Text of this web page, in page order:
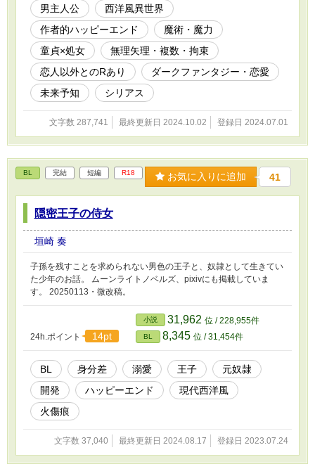
なる魔力が増え、より強力になれる。ルークの
感覚と思考が正しければ、彼女も魔力を持つは
ずだ。それだけが隠されている理由とするな
ら、腑に落ちない。他に何か、人目に晒される
と都合の悪いことがあるに違いない。 子犬姿
のルークが彼女の膝の上で見たものは、前髪で
隠された漆黒の片目と、顔の半分を覆う魔の紋
章だった。彼女から魔力の気配は感じられず、
一度王都に戻ることを決める。魔術師の師匠ジ
る予想や、性交渉をもって紋章を解放するとい
う、今まで友人すらいなかったルークには最高
難度とも言える特別任務を聞かされ…？ ☆ 騎
士兼魔術師のルークと、ルークが任務で出会っ
た魔の紋章を持つ少女のお話。 あらすじで触れ
ているのは第二章の終わりまでです。その後の
物語には無理矢理の性交渉などありますので、
ご注意ください。 以前公開していた『魔の紋章
男主人公
西洋風異世界
作者的ハッピーエンド
魔術・魔力
童貞×処女
無理矢理・複数・拘束
恋人以外とのRあり
ダークファンタジー・恋愛
未来予知
シリアス
文字数 287,741 最終更新日 2024.10.02 登録日 2024.07.01
BL 完結 短編 R18 お気に入りに追加 41
隠密王子の侍女
垣崎 奏
子孫を残すことを求められない男色の王子と、奴隷として生きてい
た少年のお話。 ムーンライトノベルズ、pixivにも掲載していま
す。 20250113・微改稿。
24h.ポイント 14pt
小説 31,962 位 / 228,955件
BL 8,345 位 / 31,454件
BL 身分差 溺愛 王子
元奴隷
開発
ハッピーエンド
現代西洋風
火傷痕
文字数 37,040 最終更新日 2024.08.17 登録日 2023.07.24